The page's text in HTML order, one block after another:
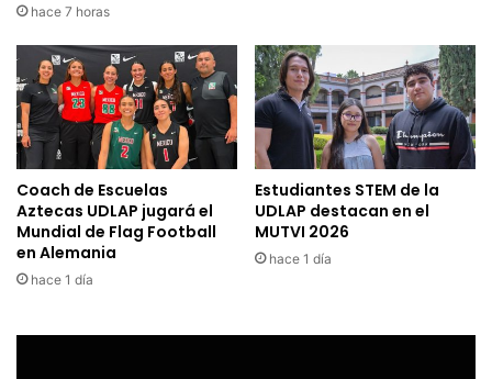
hace 7 horas
Coach de Escuelas
Aztecas UDLAP jugará el
Mundial de Flag Football
en Alemania
hace 1 día
Estudiantes STEM de la
UDLAP destacan en el
MUTVI 2026
hace 1 día